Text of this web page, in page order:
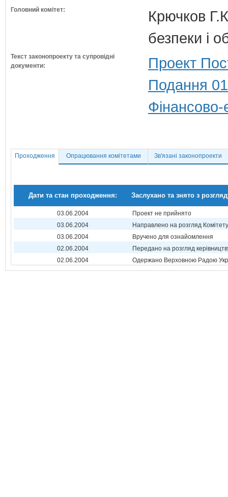
Головний комітет:
Крючков
безпеки і
Текст законопроекту та супровідні
документи:
Проект
Подання
Проходження Опрацювання комітетами Зв'язані законопроекти
Дати та стан проходження: Заслухано та знято з
03.06.2004
Проект не прийнято
03.06.2004
Направлено на розгляд Комітету
03.06.2004
Вручено для ознайомлення
02.06.2004
Передано на розгляд
02.06.2004
Одержано Верховною Радою